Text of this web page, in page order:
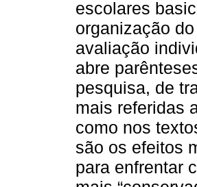
escolares
organização
avaliação
abre
pesquisa, de
mais referidas
como nos
são os efeitos
para enfrentar